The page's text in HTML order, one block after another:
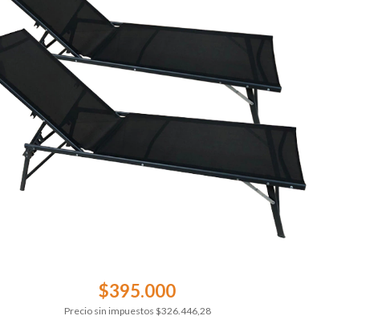
$395.000
Precio sin impuestos $326.446,28